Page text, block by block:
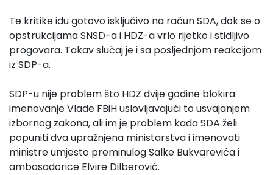
Te kritike idu gotovo isključivo na račun SDA, dok se o
opstrukcijama SNSD-a i HDZ-a vrlo rijetko i stidljivo
progovara. Takav slučaj je i sa posljednjom reakcijom
iz SDP-a.
SDP-u nije problem što HDZ dvije godine blokira
imenovanje Vlade FBiH uslovljavajući to usvajanjem
izbornog zakona, ali im je problem kada SDA želi
popuniti dva upražnjena ministarstva i imenovati
ministre umjesto preminulog Salke Bukvarevića i
ambasadorice Elvire Dilberović.